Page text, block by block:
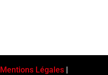
Mentions Légales|